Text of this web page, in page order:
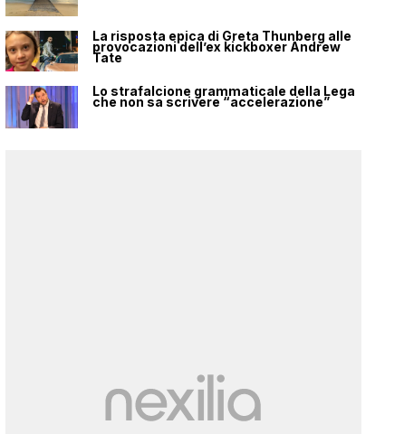
La risposta epica di Greta Thunberg alle
provocazioni dell’ex kickboxer Andrew
Tate
Lo strafalcione grammaticale della Lega
che non sa scrivere “accelerazione”